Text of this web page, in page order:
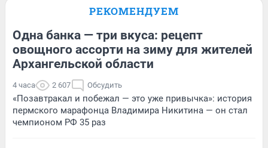
РЕКОМЕНДУЕМ
Одна банка — три вкуса: рецепт
овощного ассорти на зиму для жителей
Архангельской области
4 часа 2 607 Обсудить
«Позавтракал и побежал — это уже привычка»: история
пермского марафонца Владимира Никитина — он стал
чемпионом РФ 35 раз